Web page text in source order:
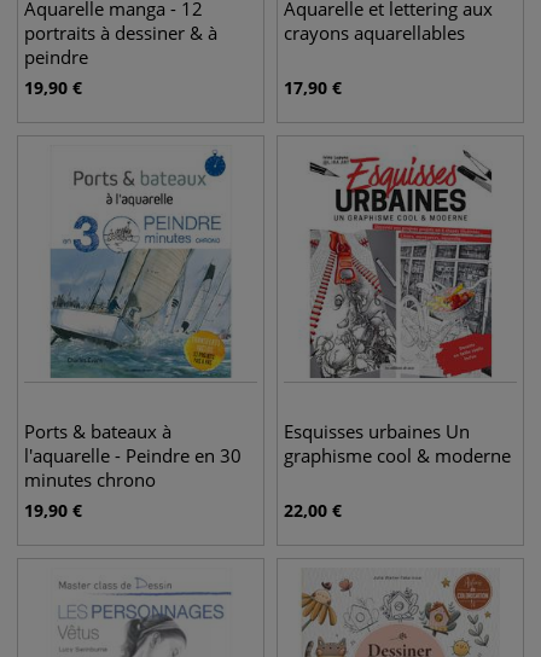
Aquarelle manga - 12
portraits à dessiner & à
peindre
19,90 €
Aquarelle et lettering aux
crayons aquarellables
17,90 €
Ports & bateaux à
l'aquarelle - Peindre en 30
minutes chrono
19,90 €
Esquisses urbaines Un
graphisme cool & moderne
22,00 €